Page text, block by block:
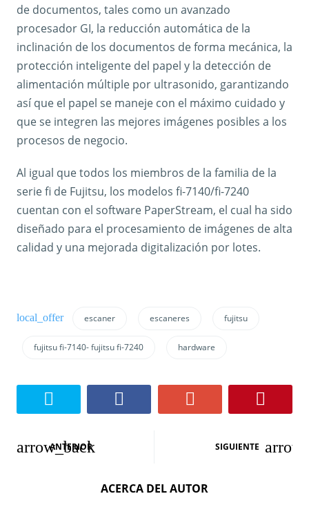
de documentos, tales como un avanzado
procesador GI, la reducción automática de la
inclinación de los documentos de forma mecánica, la
protección inteligente del papel y la detección de
alimentación múltiple por ultrasonido, garantizando
así que el papel se maneje con el máximo cuidado y
que se integren las mejores imágenes posibles a los
procesos de negocio.
Al igual que todos los miembros de la familia de la
serie fi de Fujitsu, los modelos fi-7140/fi-7240
cuentan con el software PaperStream, el cual ha sido
diseñado para el procesamiento de imágenes de alta
calidad y una mejorada digitalización por lotes.
escaner escaneres fujitsu
fujitsu fi-7140- fujitsu fi-7240 hardware
N
ANTERIOR SIGUIENTE
ACERCA DEL AUTOR